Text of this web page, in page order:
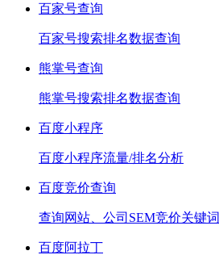
百家号查询
百家号搜索排名数据查询
熊掌号查询
熊掌号搜索排名数据查询
百度小程序
百度小程序流量/排名分析
百度竞价查询
查询网站、公司SEM竞价关键词
百度阿拉丁